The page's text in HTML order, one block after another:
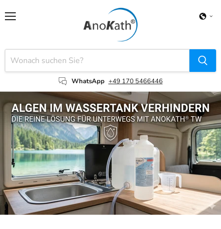
WhatsApp +49 170 5466446